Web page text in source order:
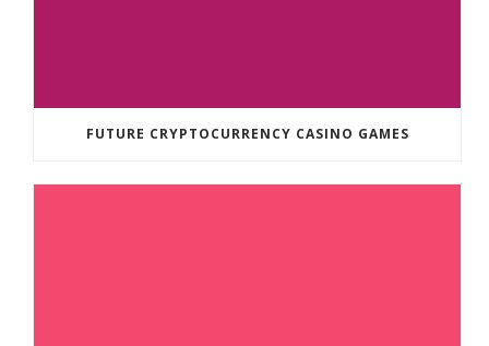
FUTURE CRYPTOCURRENCY CASINO GAMES